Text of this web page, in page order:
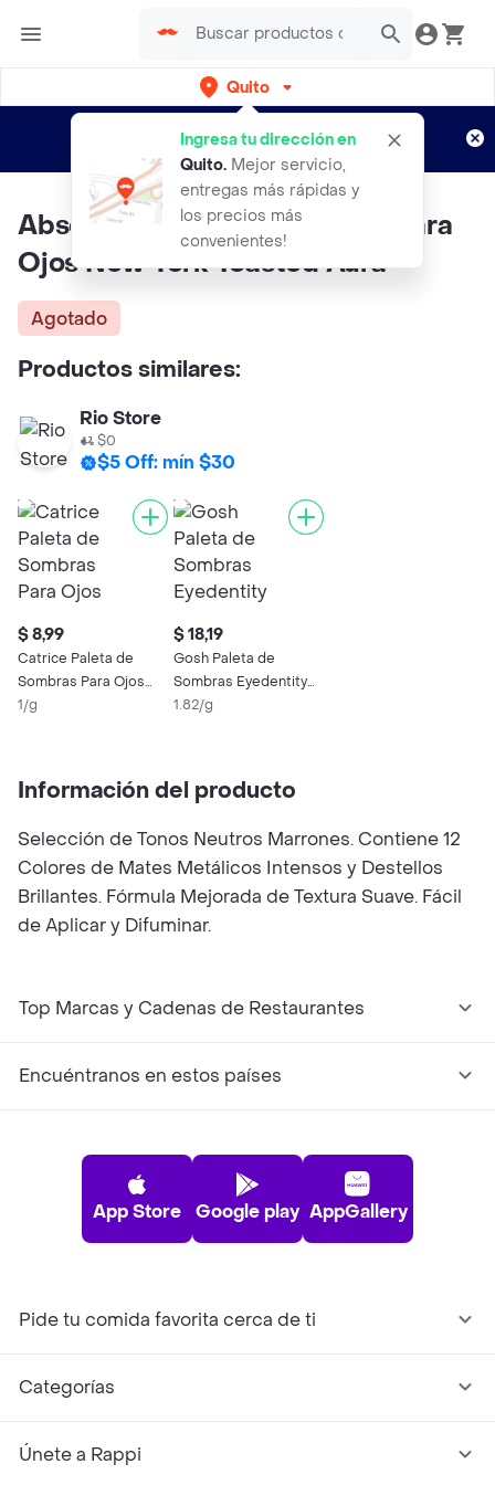
Quito
Ingresa tu dirección en
Quito. Mejor servicio,
entregas más rápidas y
los precios más
convenientes!
envíos gratis por semanas
Aplican TyC
Absolute Paleta de Sombras Para
Ojos New York Toasted Aura
Agotado
Productos similares:
Rio Store
$0
$5 Off: mín $30
$ 8,99
Catrice Paleta de
Sombras Para Ojos
The Pure Nude
1/g
$ 18,19
Gosh Paleta de
Sombras Eyedentity
be Happy 003
1.82/g
Información del producto
Selección de Tonos Neutros Marrones. Contiene 12
Colores de Mates Metálicos Intensos y Destellos
Brillantes. Fórmula Mejorada de Textura Suave. Fácil
de Aplicar y Difuminar.
Top Marcas y Cadenas de Restaurantes
Encuéntranos en estos países
App Store Google play AppGallery
Pide tu comida favorita cerca de ti
Categorías
Únete a Rappi